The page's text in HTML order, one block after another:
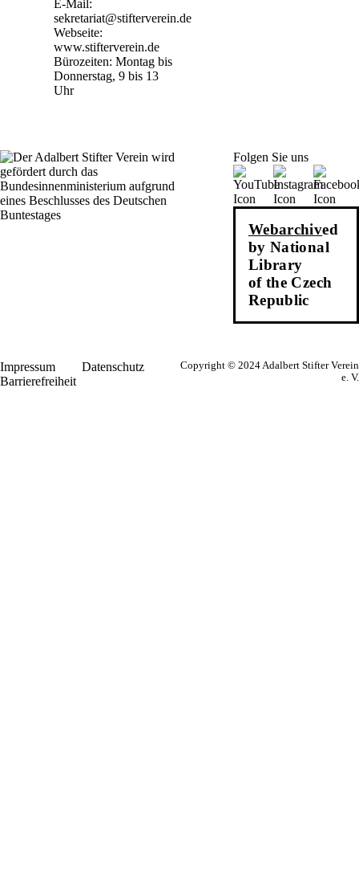
E-Mail:
sekretariat@stifterverein.de
Webseite:
www.stifterverein.de
Bürozeiten: Montag bis
Donnerstag, 9 bis 13
Uhr
Folgen Sie uns
Webarchived
by National
Library
of the Czech
Republic
Impressum
Datenschutz
Barrierefreiheit
Copyright © 2024 Adalbert Stifter Verein
e. V.